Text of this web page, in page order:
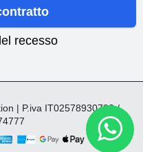
recesso
| P.iva IT02578930782 /